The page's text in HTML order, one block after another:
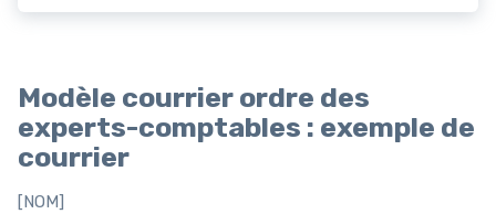
Modèle courrier ordre des
experts-comptables : exemple de
courrier
[NOM]